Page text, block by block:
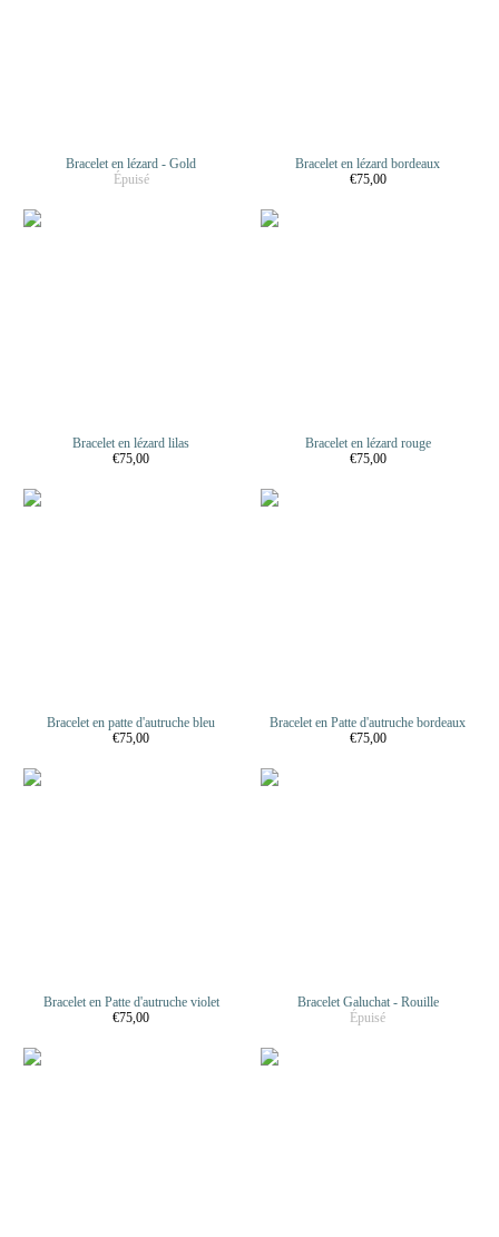
Bracelet en lézard - Gold
Épuisé
Bracelet en lézard bordeaux
€75,00
Bracelet en lézard lilas
€75,00
Bracelet en lézard rouge
€75,00
Bracelet en patte d'autruche bleu
€75,00
Bracelet en Patte d'autruche bordeaux
€75,00
Bracelet en Patte d'autruche violet
€75,00
Bracelet Galuchat - Rouille
Épuisé